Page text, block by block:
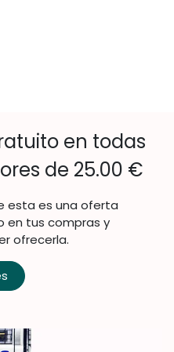
en todas
de 25.00 €
esta es una oferta
en tus compras y
ofrecerla.